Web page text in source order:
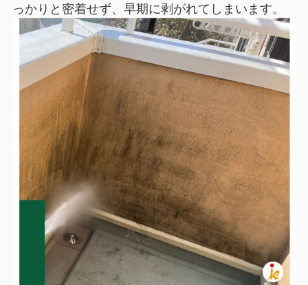
っかりと密着せず、早期に剥がれてしまいます。